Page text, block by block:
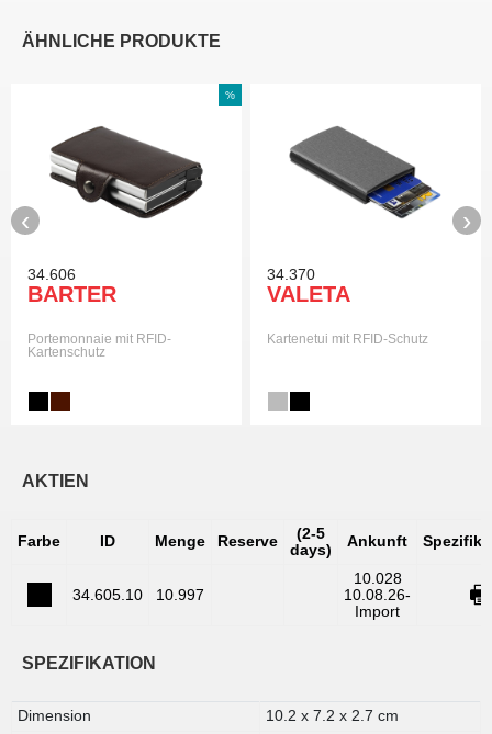
ÄHNLICHE PRODUKTE
%
34.606
BARTER
Portemonnaie mit RFID-
Kartenschutz
34.370
VALETA
Kartenetui mit RFID-Schutz
‹ ›
AKTIEN
Farbe ID Menge Reserve
(2-5
days)
Ankunft
34.605.10 10.997
10.028
10.08.26-
Import
SPEZIFIKATION
Dimension
10.2 x 7.2 x 2.7 cm